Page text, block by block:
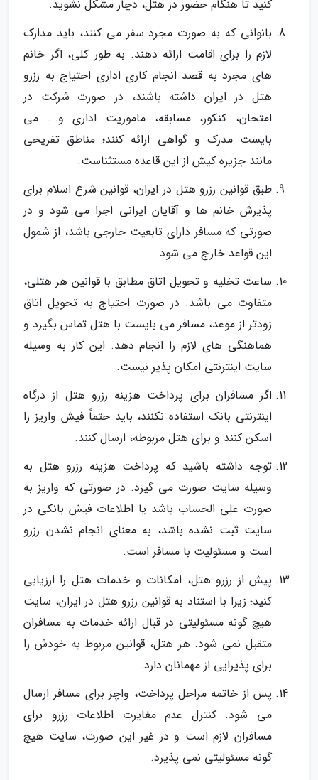
کنید تا هنگام حضور در هتل، دچار مشکل نشوید.
بانوانی که به صورت مجرد سفر می کنند، باید مدارک
لازم را برای اقامت ارائه دهند. به طور کلی، اگر خانم
های مجرد به قصد انجام کاری اداری احتیاج به رزرو
هتل در ایران داشته باشند، در صورت شرکت در
امتحان، کنکور، مسابقه، ماموریت اداری و... می
بایست مدرک و گواهی ارائه کنند؛ مناطق تفریحی
مانند جزیره کیش از این قاعده مستثناست.
طبق قوانین رزرو هتل در ایران، قوانین شرع اسلام برای
پذیرش خانم ها و آقایان ایرانی اجرا می شود و در
صورتی که مسافر دارای تابعیت خارجی باشد، از شمول
این قواعد خارج می شود.
ساعت تخلیه و تحویل اتاق مطابق با قوانین هر هتلی،
متفاوت می باشد. در صورت احتیاج به تحویل اتاق
زودتر از موعد، مسافر می بایست با هتل تماس بگیرد و
هماهنگی های لازم را انجام دهد. این کار به وسیله
سایت اینترنتی امکان پذیر نیست.
اگر مسافران برای پرداخت هزینه رزرو هتل از درگاه
اینترنتی بانک استفاده نکنند، باید حتماً فیش واریز را
اسکن کنند و برای هتل مربوطه، ارسال کنند.
توجه داشته باشید که پرداخت هزینه رزرو هتل به
وسیله سایت صورت می گیرد. در صورتی که واریز به
صورت علی الحساب باشد یا اطلاعات فیش بانکی در
سایت ثبت نشده باشد، به معنای انجام نشدن رزرو
است و مسئولیت با مسافر است.
پیش از رزرو هتل، امکانات و خدمات هتل را ارزیابی
کنید؛ زیرا با استناد به قوانین رزرو هتل در ایران، سایت
هیچ گونه مسئولیتی در قبال ارائه خدمات به مسافران
متقبل نمی شود. هر هتل، قوانین مربوط به خودش را
برای پذیرایی از مهمانان دارد.
پس از خاتمه مراحل پرداخت، واچر برای مسافر ارسال
می شود. کنترل عدم مغایرت اطلاعات رزرو برای
مسافران لازم است و در غیر این صورت، سایت هیچ
گونه مسئولیتی نمی پذیرد.